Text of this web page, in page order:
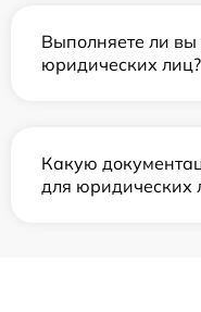
Выполняете ли вы
юридических лиц?
Какую
для юридических